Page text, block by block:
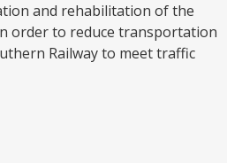
and rehabilitation of the
order to reduce transportation
Railway to meet traffic